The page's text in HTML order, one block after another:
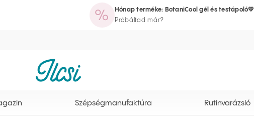
Hónap terméke: BotaniCool gél és testápoló💛
Próbáltad már?
Törzsvásárlói program
Ilcsi kezdőlap
Szépségmanufaktúra Rutinvarázsló